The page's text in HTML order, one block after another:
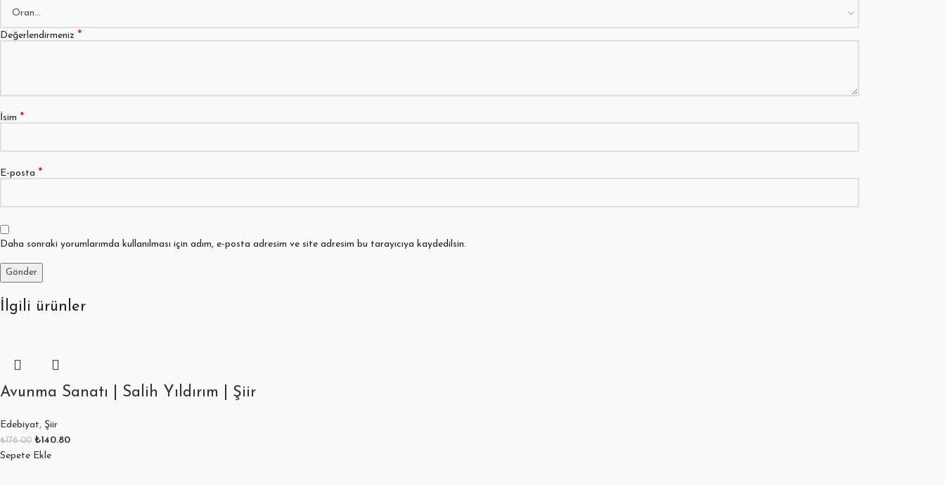
Değerlendirmeniz *
İsim *
E-posta *
Daha sonraki yorumlarımda kullanılması için adım, e-posta adresim ve site adresim bu tarayıcıya kaydedilsin.
İlgili ürünler
Avunma Sanatı | Salih Yıldırım | Şiir
Edebiyat, Şiir
₺176.00 ₺140.80
Sepete Ekle